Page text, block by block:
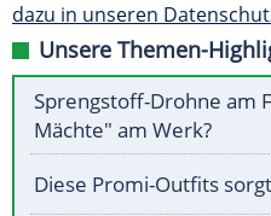
dazu in unseren
Unsere Themen-
Sprengstoff-Drohne am
Mächte" am Werk?
Diese Promi-Outfits